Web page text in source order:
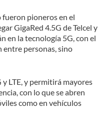
pioneros en el
GigaRed 4.5G de Telcel y
en la tecnología 5G, con el
entre personas, sino
y LTE, y permitirá mayores
con lo que se abren
como en vehículos